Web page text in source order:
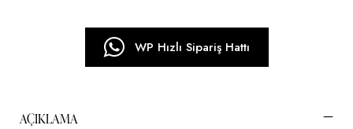
WP Hızlı Sipariş Hattı
AÇIKLAMA